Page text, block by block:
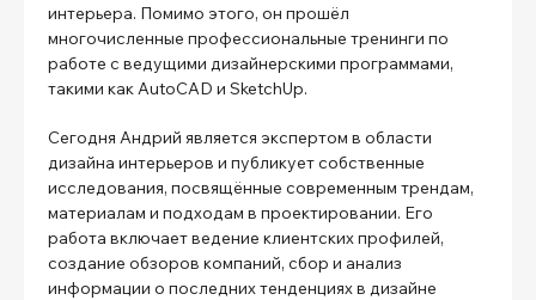
интерьера. Помимо этого, он прошёл
многочисленные профессиональные тренинги по
работе с ведущими дизайнерскими программами,
такими как AutoCAD и SketchUp.
Сегодня Андрий является экспертом в области
дизайна интерьеров и публикует собственные
исследования, посвящённые современным трендам,
материалам и подходам в проектировании. Его
работа включает ведение клиентских профилей,
создание обзоров компаний, сбор и анализ
информации о последних тенденциях в дизайне